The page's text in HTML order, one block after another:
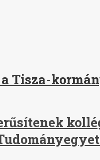
Tisza-